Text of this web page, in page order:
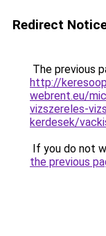
Redirect
The previous
http://
webrent.eu/
vizszereles-
kerdesek/
If you do not
the previous